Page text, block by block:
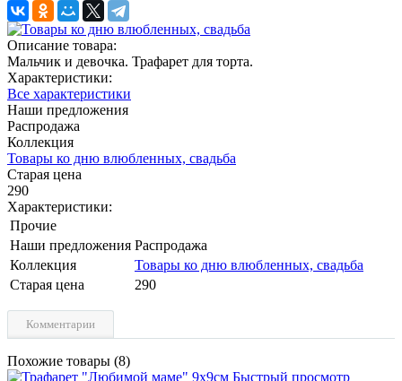
Описание товара:
Мальчик и девочка. Трафарет для торта.
Характеристики:
Все характеристики
Наши предложения
Распродажа
Коллекция
Товары ко дню влюбленных, свадьба
Старая цена
290
Характеристики:
Прочие
Наши предложения Распродажа
Коллекция
Товары ко дню влюбленных, свадьба
Старая цена
290
Комментарии
Похожие товары (8)
Быстрый просмотр